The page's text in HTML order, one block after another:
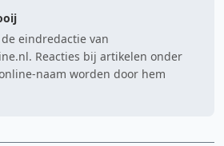
eindredactie van
Reacties bij artikelen onder
naam worden door hem